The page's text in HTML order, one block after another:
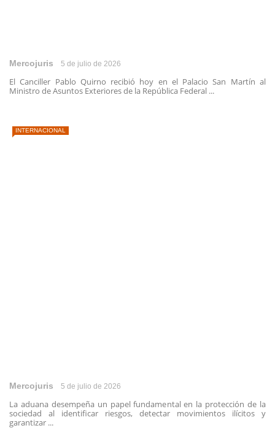
Mercojuris 5 de julio de 2026
El Canciller Pablo Quirno recibió hoy en el Palacio San Martín al
Ministro de Asuntos Exteriores de la República Federal ...
INTERNACIONAL
Mercojuris 5 de julio de 2026
La aduana desempeña un papel fundamental en la protección de la
sociedad al identificar riesgos, detectar movimientos ilícitos y
garantizar ...